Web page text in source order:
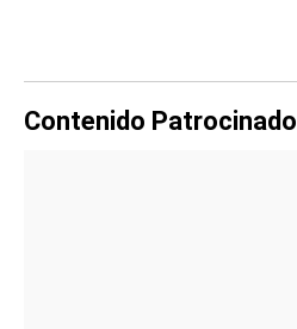
Contenido Patrocinado